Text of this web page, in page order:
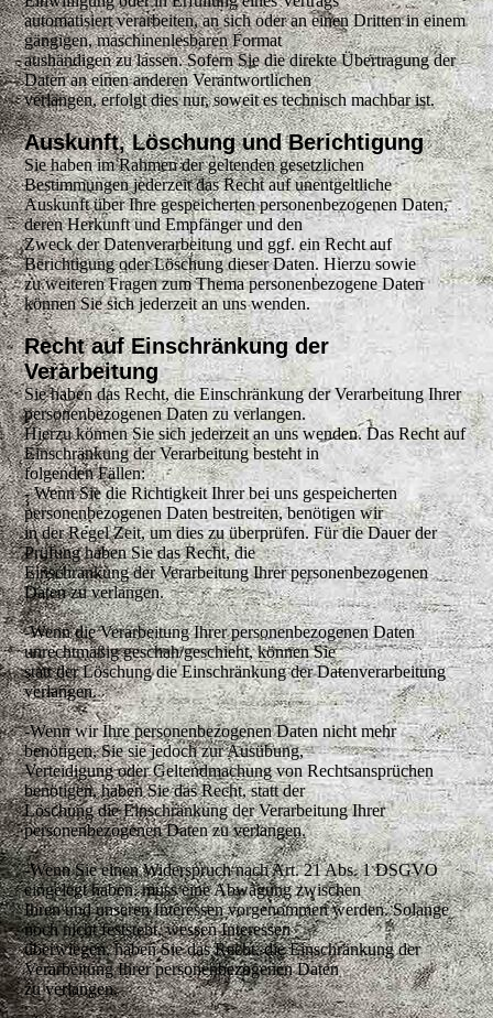
automatisiert verarbeiten, an sich oder an einen Dritten in einem
gängigen, maschinenlesbaren Format
aushändigen zu lassen. Sofern Sie die direkte Übertragung der
Daten an einen anderen Verantwortlichen
verlangen, erfolgt dies nur, soweit es technisch machbar ist.
Auskunft, Löschung und Berichtigung
Sie haben im Rahmen der geltenden gesetzlichen
Bestimmungen jederzeit das Recht auf unentgeltliche
Auskunft über Ihre gespeicherten personenbezogenen Daten,
deren Herkunft und Empfänger und den
Zweck der Datenverarbeitung und ggf. ein Recht auf
Berichtigung oder Löschung dieser Daten. Hierzu sowie
zu weiteren Fragen zum Thema personenbezogene Daten
können Sie sich jederzeit an uns wenden.
Recht auf Einschränkung der
Verarbeitung
Sie haben das Recht, die Einschränkung der Verarbeitung Ihrer
personenbezogenen Daten zu verlangen.
Hierzu können Sie sich jederzeit an uns wenden. Das Recht auf
Einschränkung der Verarbeitung besteht in
folgenden Fällen:
- Wenn Sie die Richtigkeit Ihrer bei uns gespeicherten
personenbezogenen Daten bestreiten, benötigen wir
in der Regel Zeit, um dies zu überprüfen. Für die Dauer der
Prüfung haben Sie das Recht, die
Einschränkung der Verarbeitung Ihrer personenbezogenen
Daten zu verlangen.
-Wenn die Verarbeitung Ihrer personenbezogenen Daten
unrechtmäßig geschah/geschieht, können Sie
statt der Löschung die Einschränkung der Datenverarbeitung
verlangen.
-Wenn wir Ihre personenbezogenen Daten nicht mehr
benötigen, Sie sie jedoch zur Ausübung,
Verteidigung oder Geltendmachung von Rechtsansprüchen
benötigen, haben Sie das Recht, statt der
Löschung die Einschränkung der Verarbeitung Ihrer
personenbezogenen Daten zu verlangen.
-Wenn Sie einen Widerspruch nach Art. 21 Abs. 1 DSGVO
eingelegt haben, muss eine Abwägung zwischen
Ihren und unseren Interessen vorgenommen werden. Solange
noch nicht feststeht, wessen Interessen
überwiegen, haben Sie das Recht, die Einschränkung der
Verarbeitung Ihrer personenbezogenen Daten
zu verlangen.